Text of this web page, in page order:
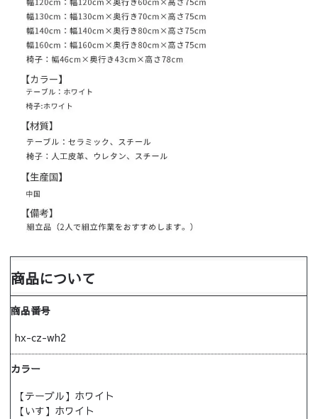
商品について
商品番号
hx-cz-wh2
カラー
【テーブル】ホワイト
【いす】ホワイト